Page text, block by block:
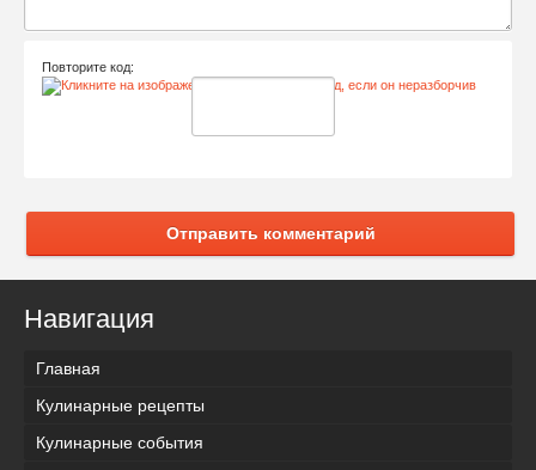
Повторите код:
Отправить комментарий
Навигация
Главная
Кулинарные рецепты
Кулинарные события